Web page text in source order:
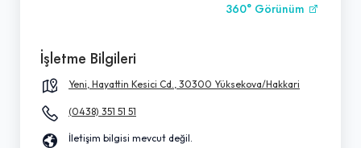
360° Görünüm
İşletme Bilgileri
Yeni, Hayattin Kesici Cd., 30300 Yüksekova/Hakkari
(0438) 351 51 51
İletişim bilgisi mevcut değil.